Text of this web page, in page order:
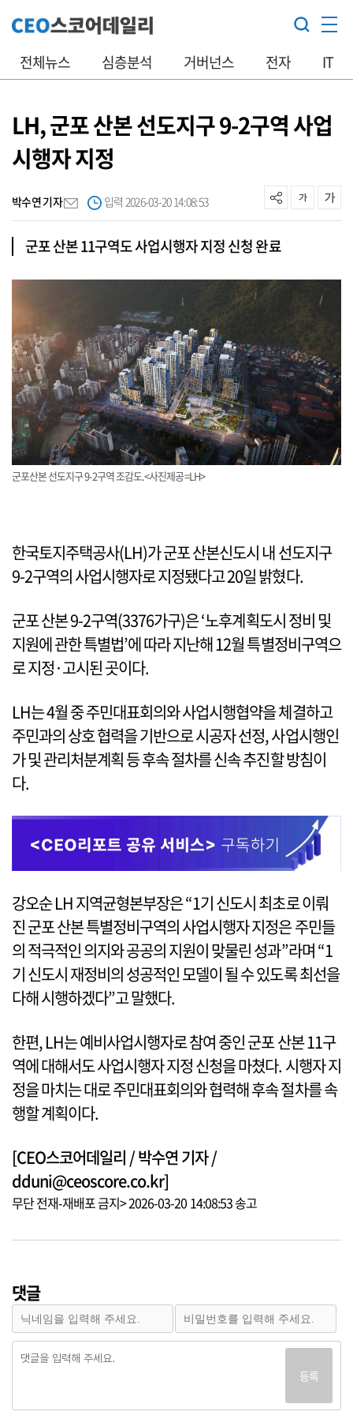
전체뉴스 심층분석 거버넌스 전자 IT
LH, 군포 산본 선도지구 9-2구역 사업
시행자 지정
박수연 기자 입력 2026-03-20 14:08:53
군포 산본 11구역도 사업시행자 지정 신청 완료
군포산본 선도지구 9-2구역 조감도.<사진제공=LH>
한국토지주택공사(LH)가 군포 산본신도시 내 선도지구
9-2구역의 사업시행자로 지정됐다고 20일 밝혔다.
군포 산본 9-2구역(3376가구)은 ‘노후계획도시 정비 및
지원에 관한 특별법’에 따라 지난해 12월 특별정비구역으
로 지정·고시된 곳이다.
LH는 4월 중 주민대표회의와 사업시행협약을 체결하고
주민과의 상호 협력을 기반으로 시공자 선정, 사업시행인
가 및 관리처분계획 등 후속 절차를 신속 추진할 방침이
다.
강오순 LH 지역균형본부장은 “1기 신도시 최초로 이뤄
진 군포 산본 특별정비구역의 사업시행자 지정은 주민들
의 적극적인 의지와 공공의 지원이 맞물린 성과”라며 “1
기 신도시 재정비의 성공적인 모델이 될 수 있도록 최선을
다해 시행하겠다”고 말했다.
한편, LH는 예비사업시행자로 참여 중인 군포 산본 11구
역에 대해서도 사업시행자 지정 신청을 마쳤다. 시행자 지
정을 마치는 대로 주민대표회의와 협력해 후속 절차를 속
행할 계획이다.
[CEO스코어데일리 / 박수연 기자 /
dduni@ceoscore.co.kr]
무단 전재-재배포 금지> 2026-03-20 14:08:53 송고
댓글
등록